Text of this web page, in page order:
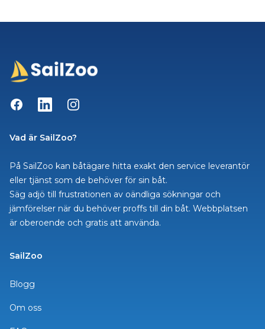
FacebookLinkedInInstagram
Vad är SailZoo?
På SailZoo kan båtägare hitta exakt den service leverantör
eller tjänst som de behöver för sin båt.
Säg adjö till frustrationen av oändliga sökningar och
jämförelser när du behöver proffs till din båt. Webbplatsen
är oberoende och gratis att använda.
SailZoo
Blogg
Om oss